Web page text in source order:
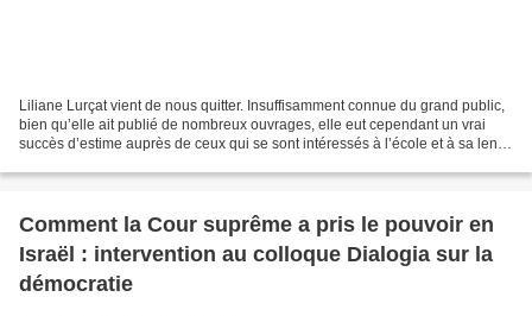
Liliane Lurçat vient de nous quitter. Insuffisamment connue du grand public,
bien qu’elle ait publié de nombreux ouvrages, elle eut cependant un vrai
succès d’estime auprès de ceux qui se sont intéressés à l’école et à sa lente
Comment la Cour suprême a pris le pouvoir en
Israël : intervention au colloque Dialogia sur la
démocratie